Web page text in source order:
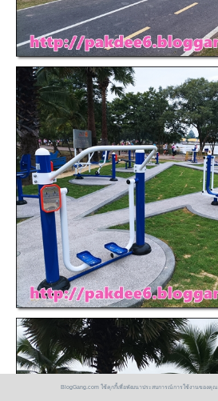
BlogGang.com ใช้คุกกี้เพื่อพัฒนาประสบการณ์การใช้งานของคุณ